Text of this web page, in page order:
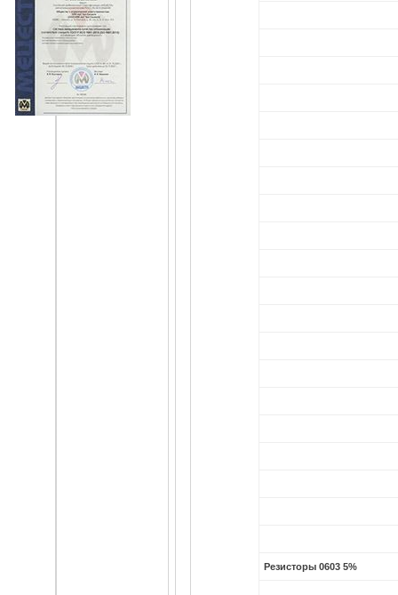
Резисторы 0603 5%